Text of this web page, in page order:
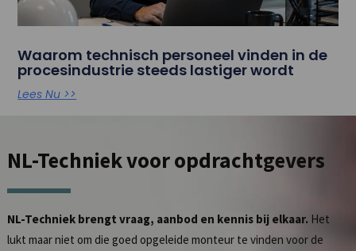
Waarom technisch personeel vinden in de
procesindustrie steeds lastiger wordt
Lees Nu >>
NL-Techniekvoor opdrachtgevers
NL-Techniek brengt vraag, aanbod en kennis bij elkaar. Het
lukt maar niet om die goed opgeleide monteur te vinden voor de